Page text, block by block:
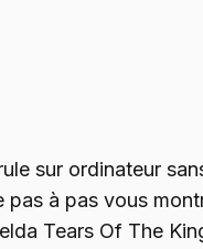
sur ordinateur
pas à pas vous
Tears Of The